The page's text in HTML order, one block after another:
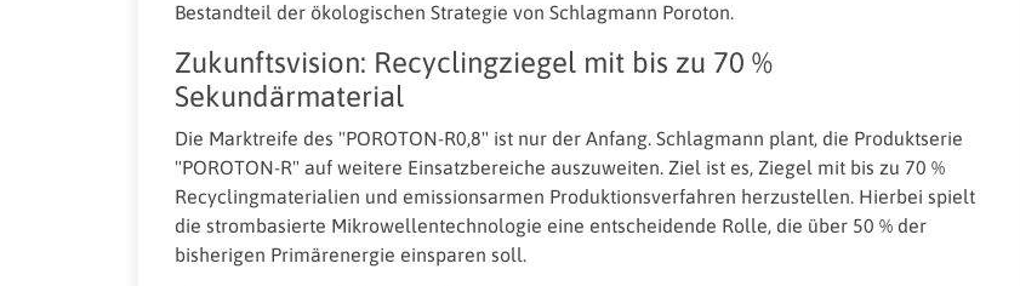
Bestandteil der ökologischen Strategie von Schlagmann Poroton.
Zukunftsvision: Recyclingziegel mit bis zu 70 %
Sekundärmaterial
Die Marktreife des "POROTON-R0,8" ist nur der Anfang. Schlagmann plant, die Produktserie
"POROTON-R" auf weitere Einsatzbereiche auszuweiten. Ziel ist es, Ziegel mit bis zu 70 %
Recyclingmaterialien und emissionsarmen Produktionsverfahren herzustellen. Hierbei spielt
die strombasierte Mikrowellentechnologie eine entscheidende Rolle, die über 50 % der
bisherigen Primärenergie einsparen soll.